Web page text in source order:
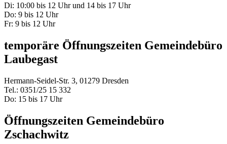
Di: 10:00 bis 12 Uhr und 14 bis 17 Uhr
Do: 9 bis 12 Uhr
Fr: 9 bis 12 Uhr
temporäre Öffnungszeiten Gemeindebüro
Laubegast
Hermann-Seidel-Str. 3, 01279 Dresden
Tel.: 0351/25 15 332
Do: 15 bis 17 Uhr
Öffnungszeiten Gemeindebüro
Zschachwitz